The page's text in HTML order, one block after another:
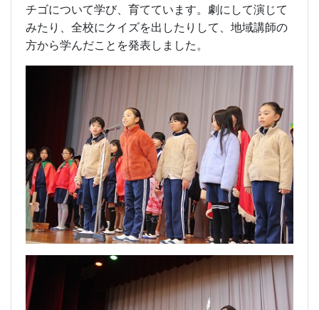
チゴについて学び、育てています。劇にして演じて
みたり、全校にクイズを出したりして、地域講師の
方から学んだことを発表しました。